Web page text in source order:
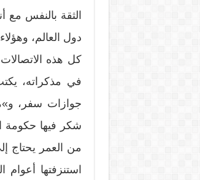
الثقة بالنفس مع
دول العالم،
كل هذه
في مذكراته،
جوازات سفر،
شكر فيها حكومة
من العمر يحتاج
استنزفتها